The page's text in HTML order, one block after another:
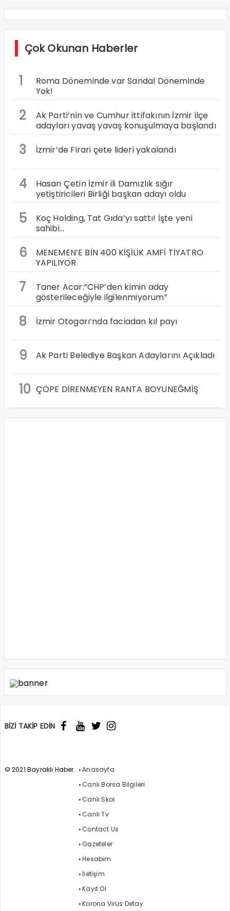
Çok Okunan Haberler
1
Roma Döneminde var Sandal Döneminde
Yok!
2
Ak Parti’nin ve Cumhur ittifakının İzmir ilçe
adayları yavaş yavaş konuşulmaya başlandı
3 İzmir’de Firari çete lideri yakalandı
4
Hasan Çetin İzmir ili Damızlık sığır
yetiştiricileri Birliği başkan adayı oldu
5
Koç Holding, Tat Gıda’yı sattı! İşte yeni
sahibi…
6
MENEMEN’E BİN 400 KİŞİLİK AMFİ TİYATRO
YAPILIYOR
7
Taner Acar:”CHP’den kimin aday
gösterileceğiyle ilgilenmiyorum”
8 İzmir Otogarı’nda faciadan kıl payı
9 Ak Parti Belediye Başkan Adaylarını Açıkladı
10 ÇÖPE DİRENMEYEN RANTA BOYUNEĞMİŞ
BİZİ TAKİP EDİN
© 2021 Bayraklı Haber.
Anasayfa
Canlı Borsa Bilgileri
Canlı Skor
Canlı Tv
Contact Us
Gazeteler
Hesabım
İletişim
Kayıt Ol
Korona Virüs Detay